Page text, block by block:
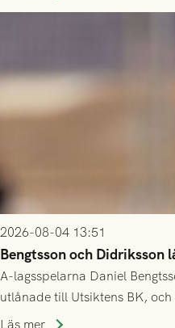
2026-08-04 13:51
Bengtsson och Didriksson
A-lagsspelarna Daniel
utlånade till Utsiktens BK,
speltid i Hestrafors genom
Läs mer